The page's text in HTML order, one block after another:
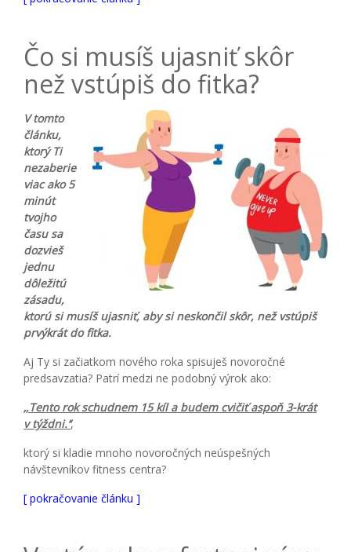
Čo si musíš ujasniť skôr
než vstúpiš do fitka?
V tomto
článku,
ktorý Ti
nezaberie
viac ako 5
minút
tvojho
času sa
dozvieš
jednu
dôležitú
zásadu,
ktorú si musíš ujasniť, aby si neskončil skôr, než vstúpiš
prvýkrát do fitka.
Aj Ty si začiatkom nového roka spisuješ novoročné
predsavzatia? Patrí medzi ne podobný výrok ako:
‚,Tento rok schudnem 15 kíl a budem cvičiť aspoň 3-krát
v týždni.‘‘,
ktorý si kladie mnoho novoročných neúspešných
návštevníkov fitness centra?
[ pokračovanie článku ]